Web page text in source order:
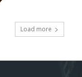
Load more